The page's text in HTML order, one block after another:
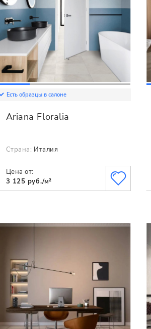
Есть образцы в салоне
Ariana Floralia
Страна: Италия
Цена от:
3 125 руб./м²